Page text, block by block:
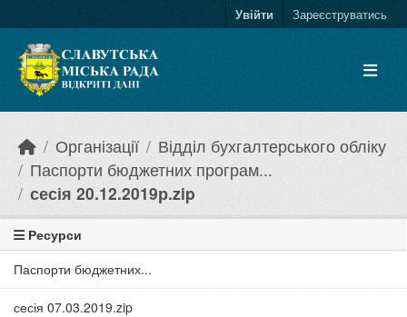
Увійти Зареєструватись
Організації
Відділ бухгалтерського обліку
Паспорти бюджетних програм...
сесія 20.12.2019р.zip
Ресурси
Паспорти бюджетних...
сесія 07.03.2019.zip